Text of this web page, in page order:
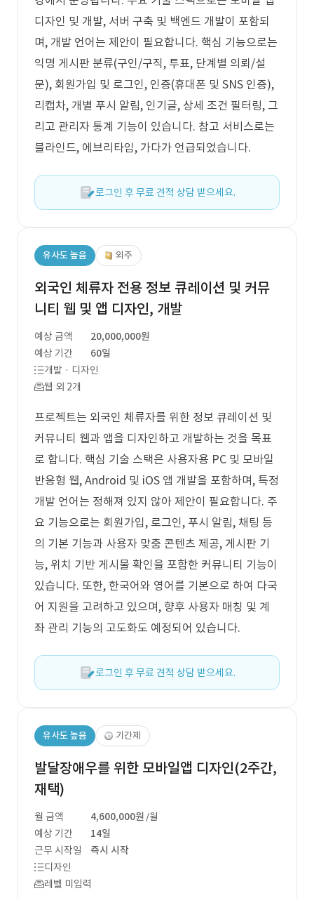
디자인 및 개발, 서버 구축 및 백엔드 개발이 포함되
며, 개발 언어는 제안이 필요합니다. 핵심 기능으로는
익명 게시판 분류(구인/구직, 투표, 단계별 의뢰/설
문), 회원가입 및 로그인, 인증(휴대폰 및 SNS 인증),
리캡차, 개별 푸시 알림, 인기글, 상세 조건 필터링, 그
리고 관리자 통계 기능이 있습니다. 참고 서비스로는
블라인드, 에브리타임, 가다가 언급되었습니다.
로그인 후 무료 견적 상담 받으세요.
유사도 높음 외주
외국인 체류자 전용 정보 큐레이션 및 커뮤
니티 웹 및 앱 디자인, 개발
예상 금액
20,000,000원
예상 기간
60일
개발 · 디자인
웹 외 2개
프로젝트는 외국인 체류자를 위한 정보 큐레이션 및
커뮤니티 웹과 앱을 디자인하고 개발하는 것을 목표
로 합니다. 핵심 기술 스택은 사용자용 PC 및 모바일
반응형 웹, Android 및 iOS 앱 개발을 포함하며, 특정
개발 언어는 정해져 있지 않아 제안이 필요합니다. 주
요 기능으로는 회원가입, 로그인, 푸시 알림, 채팅 등
의 기본 기능과 사용자 맞춤 콘텐츠 제공, 게시판 기
능, 위치 기반 게시물 확인을 포함한 커뮤니티 기능이
있습니다. 또한, 한국어와 영어를 기본으로 하여 다국
어 지원을 고려하고 있으며, 향후 사용자 매칭 및 계
좌 관리 기능의 고도화도 예정되어 있습니다.
로그인 후 무료 견적 상담 받으세요.
유사도 높음 기간제
발달장애우를 위한 모바일앱 디자인(2주간,
재택)
월 금액 4,600,000원 /월
예상 기간
14일
근무 시작일
즉시 시작
디자인
레벨 미입력